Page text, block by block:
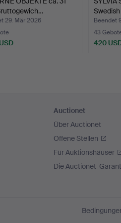
29. Mär 2026
Beendet
43
420
Auctionet
Über Auctionet
Offene Stellen
Für Auktionshäuser
Die Auctionet-